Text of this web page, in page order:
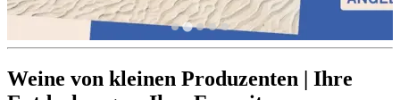
Weine von kleinen Produzenten | Ihre